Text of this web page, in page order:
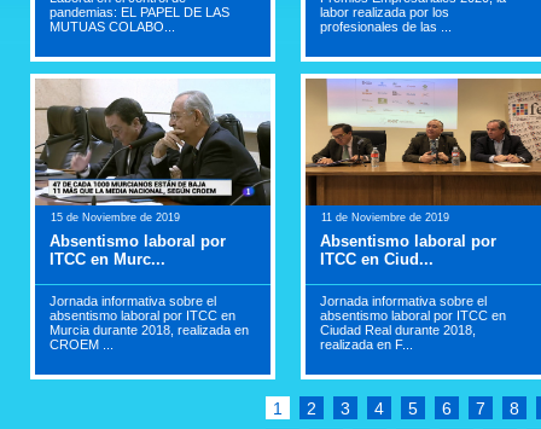
pandemias: EL PAPEL DE LAS
MUTUAS COLABO...
labor realizada por los
profesionales de las ...
15 de Noviembre de 2019
Absentismo laboral por
ITCC en Murc...
Jornada informativa sobre el
absentismo laboral por ITCC en
Murcia durante 2018, realizada en
CROEM ...
11 de Noviembre de 2019
Absentismo laboral por
ITCC en Ciud...
Jornada informativa sobre el
absentismo laboral por ITCC en
Ciudad Real durante 2018,
realizada en F...
1 2 3 4 5 6 7
8